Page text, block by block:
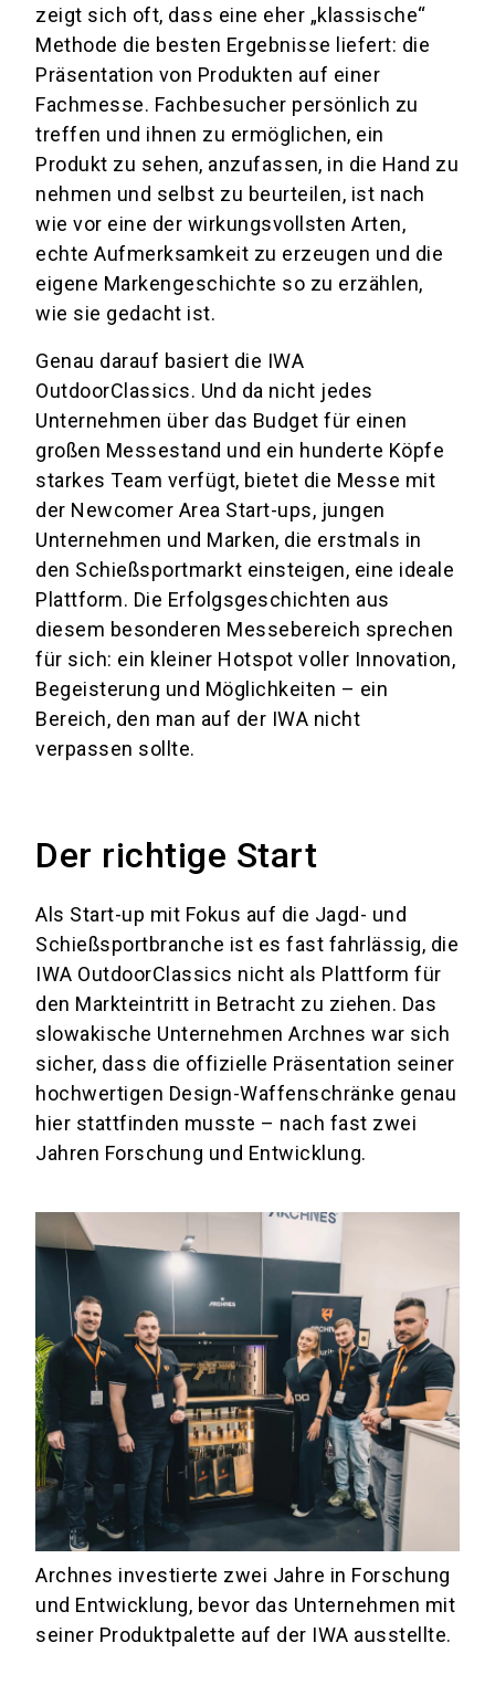
zeigt sich oft, dass eine eher „klassische“
Methode die besten Ergebnisse liefert: die
Präsentation von Produkten auf einer
Fachmesse. Fachbesucher persönlich zu
treffen und ihnen zu ermöglichen, ein
Produkt zu sehen, anzufassen, in die Hand zu
nehmen und selbst zu beurteilen, ist nach
wie vor eine der wirkungsvollsten Arten,
echte Aufmerksamkeit zu erzeugen und die
eigene Markengeschichte so zu erzählen,
wie sie gedacht ist.
Genau darauf basiert die IWA
OutdoorClassics. Und da nicht jedes
Unternehmen über das Budget für einen
großen Messestand und ein hunderte Köpfe
starkes Team verfügt, bietet die Messe mit
der Newcomer Area Start-ups, jungen
Unternehmen und Marken, die erstmals in
den Schießsportmarkt einsteigen, eine ideale
Plattform. Die Erfolgsgeschichten aus
diesem besonderen Messebereich sprechen
für sich: ein kleiner Hotspot voller Innovation,
Begeisterung und Möglichkeiten – ein
Bereich, den man auf der IWA nicht
verpassen sollte.
Der richtige Start
Als Start-up mit Fokus auf die Jagd- und
Schießsportbranche ist es fast fahrlässig, die
IWA OutdoorClassics nicht als Plattform für
den Markteintritt in Betracht zu ziehen. Das
slowakische Unternehmen Archnes war sich
sicher, dass die offizielle Präsentation seiner
hochwertigen Design-Waffenschränke genau
hier stattfinden musste – nach fast zwei
Jahren Forschung und Entwicklung.
Archnes investierte zwei Jahre in Forschung
und Entwicklung, bevor das Unternehmen mit
seiner Produktpalette auf der IWA ausstellte.